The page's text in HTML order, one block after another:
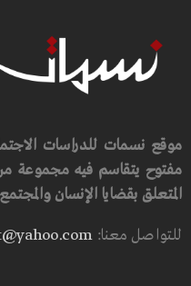
موقع نسمات للدراسات
مفتوح يتقاسم فيه مجموعة من
المتعلق بقضايا الإنسان
للتواصل معنا: